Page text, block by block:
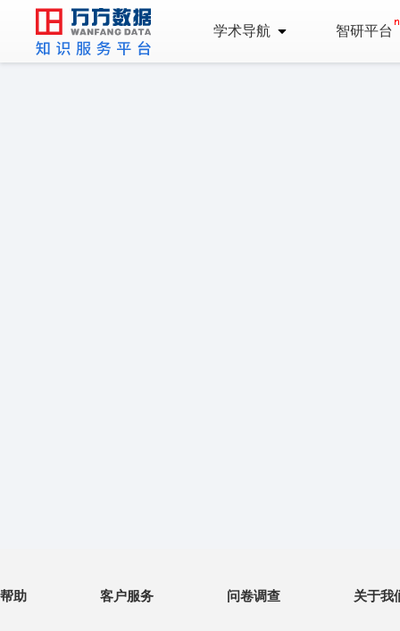
学术导航 智研平台
帮助 客户服务 问卷调查 关于我